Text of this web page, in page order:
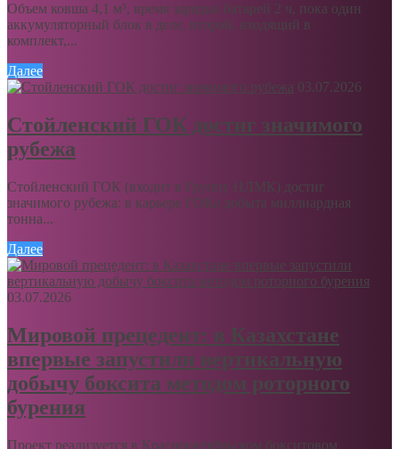
Объем ковша 4,1 м³, время зарядки батарей 2 ч, пока один
аккумуляторный блок в деле, второй, входящий в
комплект,...
Далее
03.07.2026
Стойленский ГОК достиг значимого
рубежа
Стойленский ГОК (входит в Группу НЛМК) достиг
значимого рубежа: в карьере ГОКа добыта миллиардная
тонна...
Далее
03.07.2026
Мировой прецедент: в Казахстане
впервые запустили вертикальную
добычу боксита методом роторного
бурения
Проект реализуется в Краснооктябрьском бокситовом